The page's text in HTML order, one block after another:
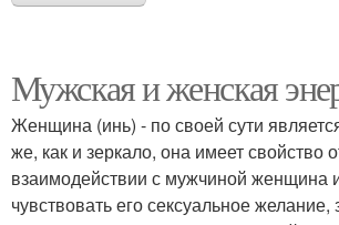
Мужская и женская
Женщина (инь) - по своей сути
же, как и зеркало, она имеет свойство
взаимодействии с мужчиной женщина
чувствовать его сексуальное желание,